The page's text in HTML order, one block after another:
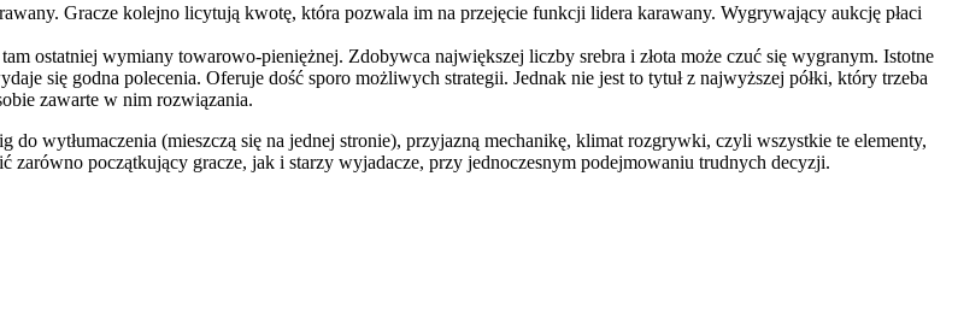
Gracze kolejno licytują kwotę, która pozwala im na przejęcie funkcji lidera karawany. Wygrywający aukcję płaci
ostatniej wymiany towarowo-pieniężnej. Zdobywca największej liczby srebra i złota może czuć się wygranym. Istotne
się godna polecenia. Oferuje dość sporo możliwych strategii. Jednak nie jest to tytuł z najwyższej półki, który trzeba
zawarte w nim rozwiązania.
do wytłumaczenia (mieszczą się na jednej stronie), przyjazną mechanikę, klimat rozgrywki, czyli wszystkie te elementy,
początkujący gracze, jak i starzy wyjadacze, przy jednoczesnym podejmowaniu trudnych decyzji.